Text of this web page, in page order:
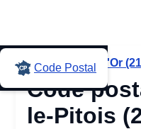
Code Postal
Accueil › Côte-d'Or
Code
le-Pitois